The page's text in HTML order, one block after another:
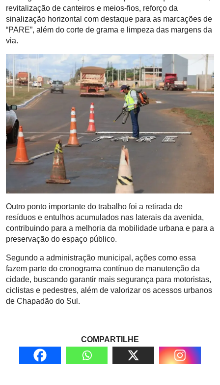
revitalização de canteiros e meios-fios, reforço da
sinalização horizontal com destaque para as marcações de
“PARE”, além do corte de grama e limpeza das margens da
via.
Outro ponto importante do trabalho foi a retirada de
resíduos e entulhos acumulados nas laterais da avenida,
contribuindo para a melhoria da mobilidade urbana e para a
preservação do espaço público.
Segundo a administração municipal, ações como essa
fazem parte do cronograma contínuo de manutenção da
cidade, buscando garantir mais segurança para motoristas,
ciclistas e pedestres, além de valorizar os acessos urbanos
de Chapadão do Sul.
COMPARTILHE